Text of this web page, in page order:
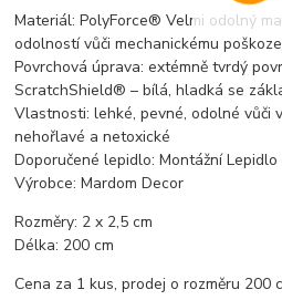
Materiál: PolyForce® Velmi odolný
odolností vůči mechanickému
Povrchová úprava: extémně tvrdý
ScratchShield® – bílá, hladká se
Vlastnosti: lehké, pevné, odolné vůči
nehořlavé a netoxické
Doporučené lepidlo: Montážní Lepidlo
Výrobce: Mardom Decor
Rozměry: 2 x 2,5 cm
Délka: 200 cm
Cena za 1 kus, prodej o rozměru 200